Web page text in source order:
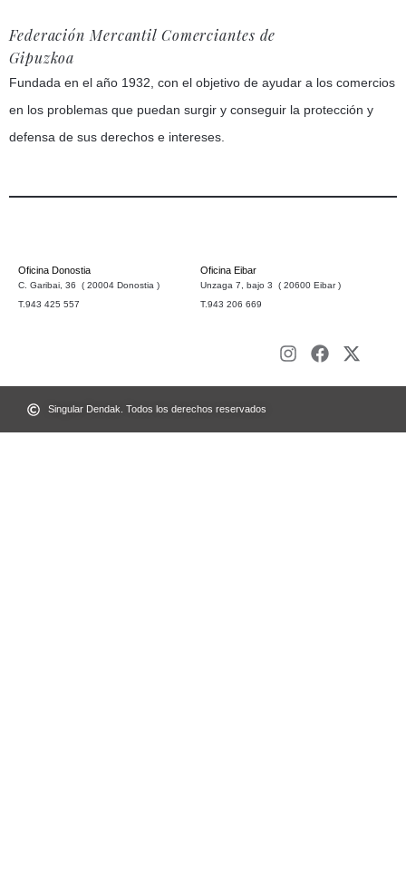
Federación Mercantil Comerciantes de
Gipuzkoa
Fundada en el año 1932, con el objetivo de ayudar a los comercios
en los problemas que puedan surgir y conseguir la protección y
defensa de sus derechos e intereses.
Oficina Donostia
C. Garibai, 36 ( 20004 Donostia )
T.943 425 557
Oficina Eibar
Unzaga 7, bajo 3 ( 20600 Eibar )
T.943 206 669
Singular Dendak. Todos los derechos reservados